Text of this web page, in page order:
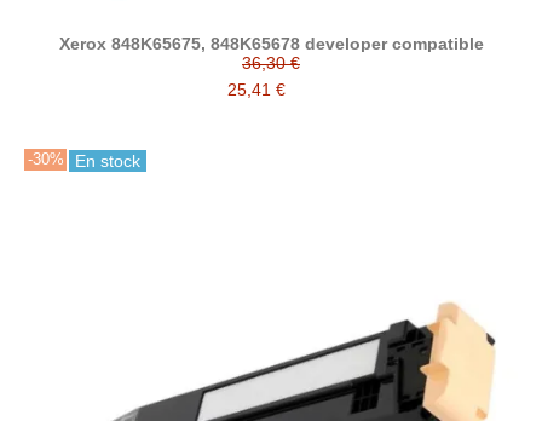
Xerox 848K65675, 848K65678 developer compatible
36,30 €
25,41 €
-30% En stock